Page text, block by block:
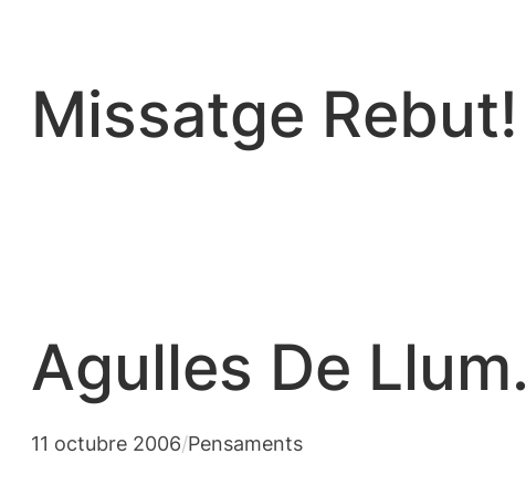
contingut
Missatge Rebut!
Agulles De Llum.
11 octubre 2006/Pensaments